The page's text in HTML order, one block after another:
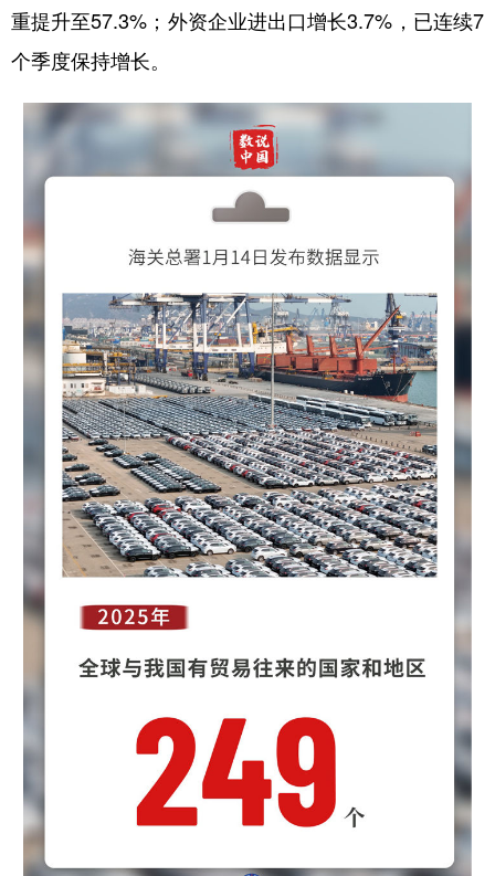
重提升至57.3%；外资企业进出口增长3.7%，已连续7
个季度保持增长。